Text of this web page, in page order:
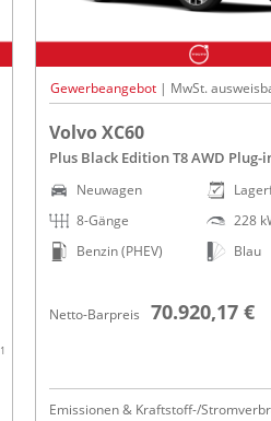
1
Gewerbeangebot| MwSt.
Volvo XC60
Plus Black Edition T8 AWD Plug-
Neuwagen
8-Gänge
Benzin (PHEV)
228
Blau
Netto-Barpreis 70.920,17 €
Emissionen & Kraftstoff-/